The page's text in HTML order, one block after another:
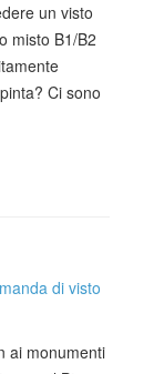
un visto
misto B1/B2
Ci sono
di visto
ai monumenti